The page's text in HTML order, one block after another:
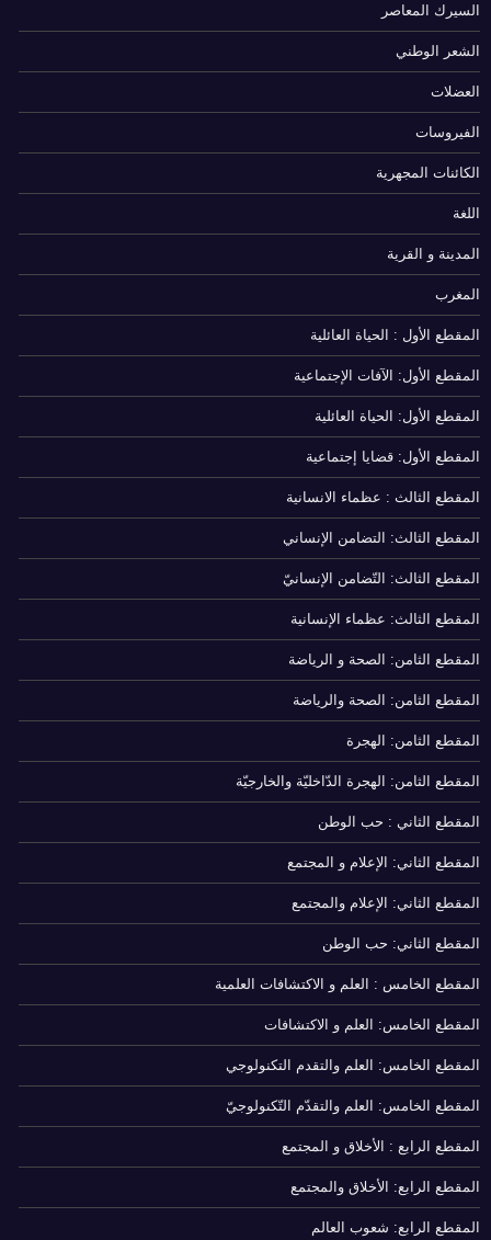
السيرك المعاصر
الشعر الوطني
العضلات
الفيروسات
الكائنات المجهرية
اللغة
المدينة و القرية
المغرب
المقطع الأول : الحياة العائلية
المقطع الأول: الآفات الإجتماعية
المقطع الأول: الحياة العائلية
المقطع الأول: قضايا إجتماعية
المقطع الثالث : عظماء الانسانية
المقطع الثالث: التضامن الإنساني
المقطع الثالث: التّضامن الإنسانيّ
المقطع الثالث: عظماء الإنسانية
المقطع الثامن: الصحة و الرياضة
المقطع الثامن: الصحة والرياضة
المقطع الثامن: الهجرة
المقطع الثامن: الهجرة الدّاخليّة والخارجيّة
المقطع الثاني : حب الوطن
المقطع الثاني: الإعلام و المجتمع
المقطع الثاني: الإعلام والمجتمع
المقطع الثاني: حب الوطن
المقطع الخامس : العلم و الاكتشافات العلمية
المقطع الخامس: العلم و الاكتشافات
المقطع الخامس: العلم والتقدم التكنولوجي
المقطع الخامس: العلم والتقدّم التّكنولوجيّ
المقطع الرابع : الأخلاق و المجتمع
المقطع الرابع: الأخلاق والمجتمع
المقطع الرابع: شعوب العالم